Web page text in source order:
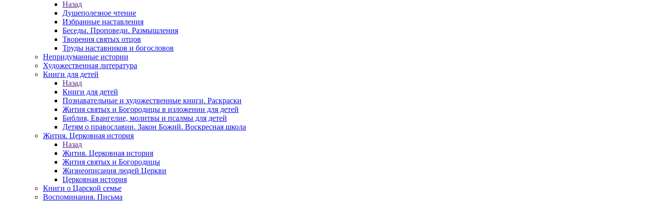
Назад
Душеполезное чтение
Избранные наставления
Беседы. Проповеди. Размышления
Творения святых отцов
Труды наставников и богословов
Непридуманные истории
Художественная литература
Книги для детей
Назад
Книги для детей
Познавательные и художественные книги. Раскраски
Жития святых и Богородицы в изложении для детей
Библия, Евангелие, молитвы и псалмы для детей
Детям о православии. Закон Божий. Воскресная школа
Жития. Церковная история
Назад
Жития. Церковная история
Жития святых и Богородицы
Жизнеописания людей Церкви
Церковная история
Книги о Царской семье
Воспоминания. Письма